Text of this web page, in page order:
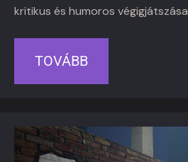
kritikus és humoros végigjátszása
TOVÁBB